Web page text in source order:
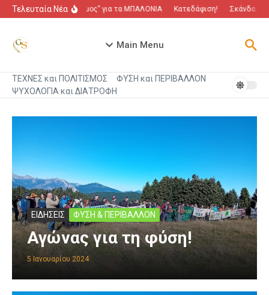
Μετάβαση στο περιεχόμενο
Τελευταία Νέα“Πόλεμος” για τα ΜΠΑΛΟΝΙΑ Κατεδάφιση! Σκάνδαλο
Main Menu
ΤΕΧΝΕΣ και ΠΟΛΙΤΙΣΜΟΣ
ΦΥΣΗ και ΠΕΡΙΒΑΛΛΟΝ
ΨΥΧΟΛΟΓΙΑ και ΔΙΑΤΡΟΦΗ
ΕΙΔΗΣΕΙΣ ΦΥΣΗ & ΠΕΡΙΒΑΛΛΟΝ
Αγώνας για τη φύση!
5 Ιανουαρίου 2024